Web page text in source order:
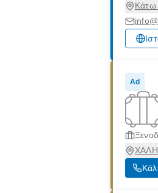
Κάτω
Ad